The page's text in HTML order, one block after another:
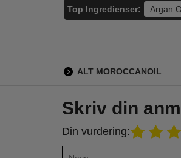
Top Ingredienser: Argan
ALT MOROCCANOIL
Skriv din
Din vurdering: